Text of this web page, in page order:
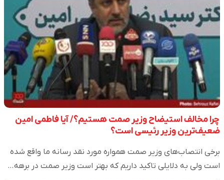
چرا مخالف استیضاح وزیر صمت هستیم؟/ آیا فاطمی امین
ضعیف‌ترین وزیر رئیسی است؟
برخی انتصاب‌های وزیر صمت همواره مورد نقد رسانه ما واقع شده
است ولی به دلایلی تاکید داریم که بهتر است وزیر صمت در برهه…